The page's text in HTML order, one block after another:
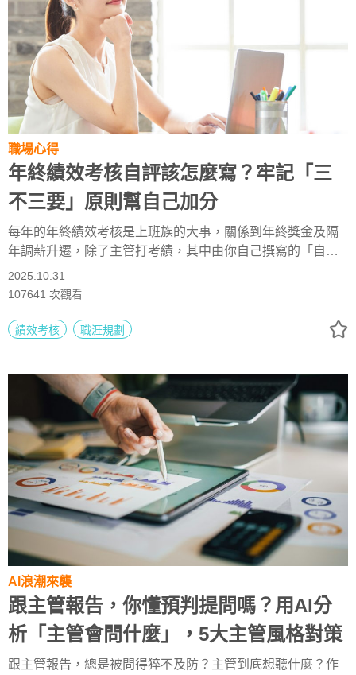
職場心得
年終績效考核自評該怎麼寫？牢記「三
不三要」原則幫自己加分
每年的年終績效考核是上班族的大事，關係到年終獎金及隔
年調薪升遷，除了主管打考績，其中由你自己撰寫的「自我
評估」也是不容輕忽的關鍵，該如何下筆？應該注意什麼？
本文列舉3個誤解迷思及3個加分的自評建議，增加你創造雙
2025.10.31
107641 次觀看
績效考核 職涯規劃
AI浪潮來襲
跟主管報告，你懂預判提問嗎？用AI分
析「主管會問什麼」，5大主管風格對策
跟主管報告，總是被問得猝不及防？主管到底想聽什麼？作